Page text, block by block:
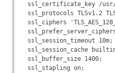
ssl_certificate_key /
ssl_protocols TLSv1.2
ssl_ciphers
  ssl_session_timeout 10m;
ssl_session_cache
  ssl_buffer_size 1400;
  ssl_stapling on;